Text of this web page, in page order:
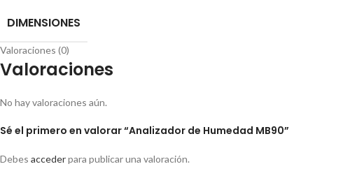
DIMENSIONES
Valoraciones (0)
Valoraciones
No hay valoraciones aún.
Sé el primero en valorar “Analizador de Humedad MB90”
Debes accederpara publicar una valoración.